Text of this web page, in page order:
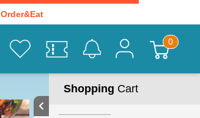
Order&Eat
Shopping Cart